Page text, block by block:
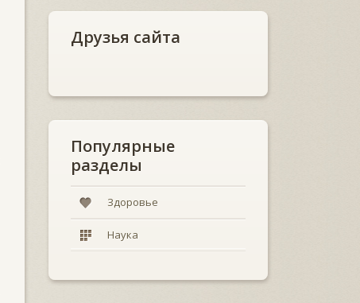
Друзья сайта
Популярные
разделы
Здоровье
Наука